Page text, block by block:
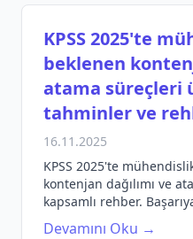
KPSS 2025'te
beklenen
atama süreçleri
tahminler ve
16.11.2025
KPSS 2025'te
kontenjan dağılımı ve
kapsamlı rehber.
gereken her şey burada!
Devamını Oku →